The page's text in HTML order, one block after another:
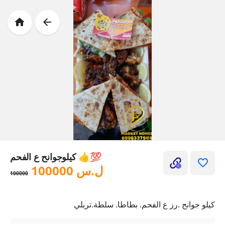
كيلوجوانح ع الفحم 👍💯
ل.س 100000
100000
كيلو جوانح .رز ع الفحم. بطاطا. سلطة.تربلي